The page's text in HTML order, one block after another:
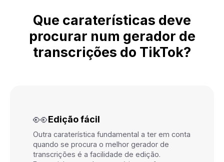
Que caraterísticas deve
procurar num gerador de
transcrições do TikTok?
👀Edição fácil
Outra caraterística fundamental a ter em conta
quando se procura o melhor gerador de
transcrições é a facilidade de edição.